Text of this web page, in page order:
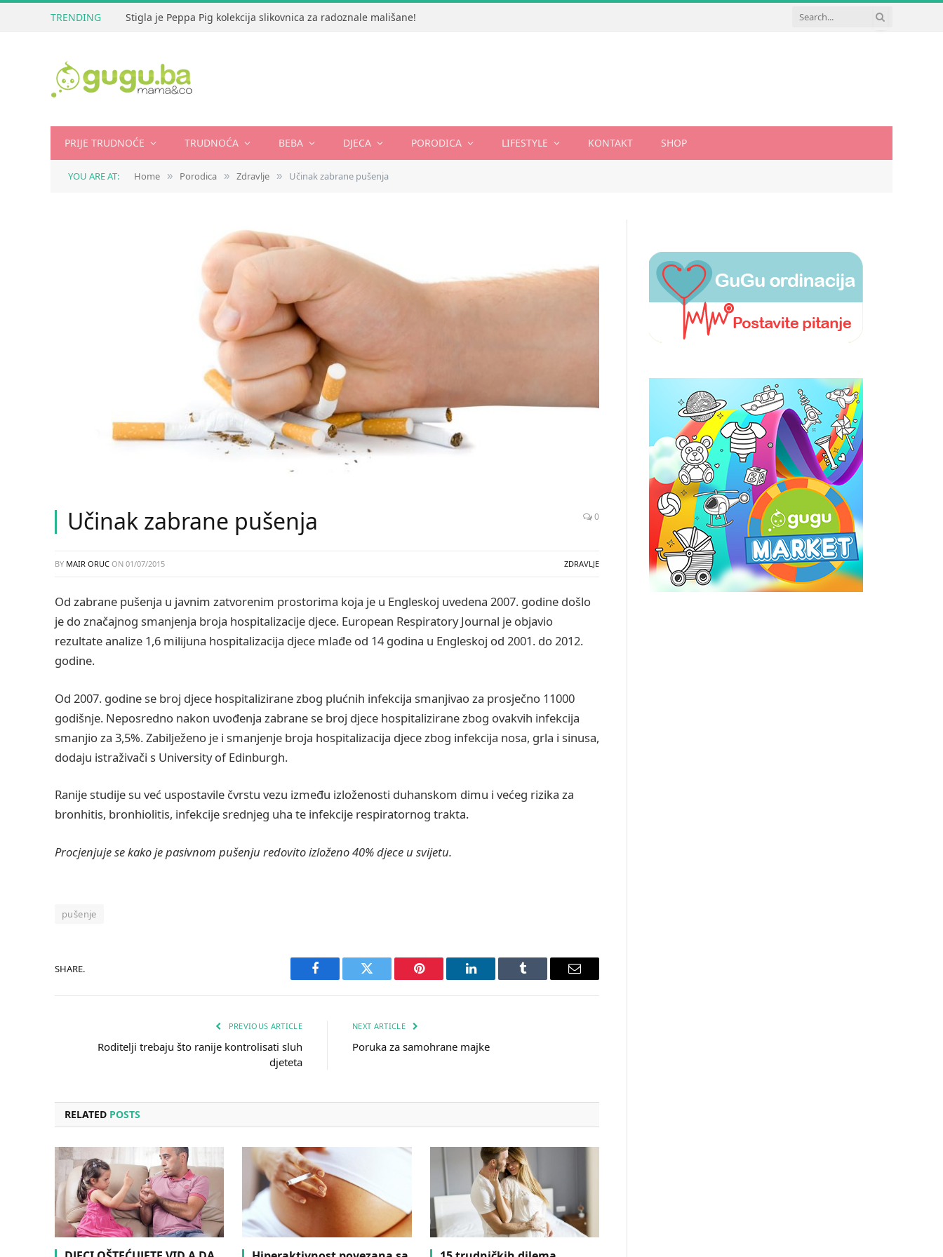
TRENDING Stigla je Peppa Pig kolekcija slikovnica za radoznale mališane!
PRIJE TRUDNOĆE TRUDNOĆA BEBA DJECA PORODICA LIFESTYLE KONTAKT SHOP
YOU ARE AT: Home » Porodica » Zdravlje » Učinak zabrane pušenja
Učinak zabrane pušenja 0
BY MAIR ORUC ON 01/07/2015 ZDRAVLJE
Od zabrane pušenja u javnim zatvorenim prostorima koja je u Engleskoj uvedena 2007. godine došlo
je do značajnog smanjenja broja hospitalizacije djece. European Respiratory Journal je objavio
rezultate analize 1,6 milijuna hospitalizacija djece mlađe od 14 godina u Engleskoj od 2001. do 2012.
godine.
Od 2007. godine se broj djece hospitalizirane zbog plućnih infekcija smanjivao za prosječno 11000
godišnje. Neposredno nakon uvođenja zabrane se broj djece hospitalizirane zbog ovakvih infekcija
smanjio za 3,5%. Zabilježeno je i smanjenje broja hospitalizacija djece zbog infekcija nosa, grla i sinusa,
dodaju istraživači s University of Edinburgh.
Ranije studije su već uspostavile čvrstu vezu između izloženosti duhanskom dimu i većeg rizika za
bronhitis, bronhiolitis, infekcije srednjeg uha te infekcije respiratornog trakta.
Procjenjuje se kako je pasivnom pušenju redovito izloženo 40% djece u svijetu.
pušenje
SHARE.
Facebook Twitter Pinterest LinkedIn Tumblr Email
PREVIOUS ARTICLE
Roditelji trebaju što ranije kontrolisati sluh
djeteta
NEXT ARTICLE
Poruka za samohrane majke
RELATED POSTS